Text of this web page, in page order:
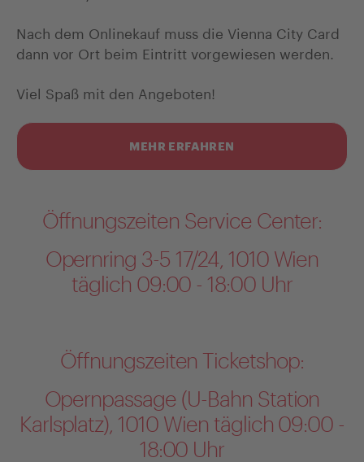
Nach dem Onlinekauf muss die Vienna City Card
dann vor Ort beim Eintritt vorgewiesen werden.
Viel Spaß mit den Angeboten!
MEHR ERFAHREN
Öffnungszeiten Service Center:
Opernring 3-5 17/24, 1010 Wien
täglich 09:00 - 18:00 Uhr
Öffnungszeiten Ticketshop:
Opernpassage (U-Bahn Station
Karlsplatz), 1010 Wien täglich 09:00 -
18:00 Uhr